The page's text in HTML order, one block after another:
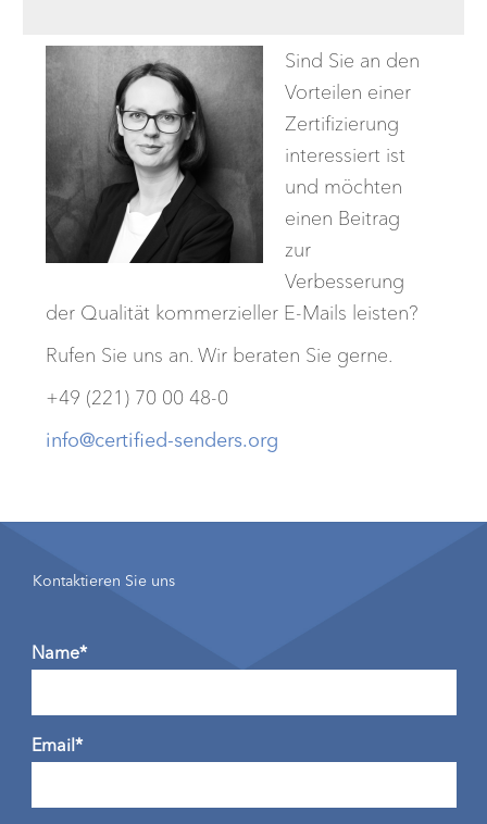
Sind Sie an den
Vorteilen einer
Zertifizierung
interessiert ist
und möchten
einen Beitrag
zur
Verbesserung
der Qualität kommerzieller E-Mails leisten?
Rufen Sie uns an. Wir beraten Sie gerne.
+49 (221) 70 00 48-0
info@certified-senders.org
Kontaktieren Sie uns
Name*
Email*